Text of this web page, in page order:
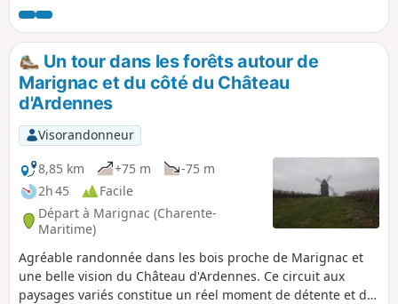
du calme de ce secteur.
Un tour dans les forêts autour de
Marignac et du côté du Château
d'Ardennes
Visorandonneur
8,85 km
+75 m
-75 m
2h 45
Facile
Départ à Marignac (Charente-
Maritime)
Agréable randonnée dans les bois proche de Marignac et
une belle vision du Château d'Ardennes. Ce circuit aux
paysages variés constitue un réel moment de détente et de